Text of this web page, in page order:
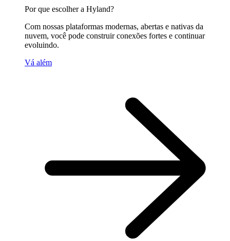
Por que escolher a Hyland?
Com nossas plataformas modernas, abertas e nativas da
nuvem, você pode construir conexões fortes e continuar
evoluindo.
Vá além